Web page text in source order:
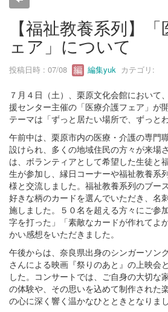
【福祉教養系列】
ェア」について
投稿日時 : 07/08 編集yuk カテゴリ:
７月４日（土）、栗原文化会館において
援センター主催の「医療介護フェア」が
テーマは「ずっと居たい場所で、ずっと
午前中は、栗原市内の医療・介護の専門
設けられ、多くの地域住民の方々が来場
は、ボランティアとして希望した生徒と
生が参加し、縁日コーナーや福祉教養系
様と交流しました。福祉教養系列のブー
好きな柄のカードを選んでいただき、名
施しました。５０名を超える方々にご参
字を打った」「素敵なカードが作れてよ
かい感想をいただきました。
午後からは、奈良県出身のシンガーソン
さんによる映画『祭りのあと』の上映会
した。コンサートでは、ご自身の大切な
の体験や、その思いを込めて制作された
の心に深く響く温かなひとときとなりまし